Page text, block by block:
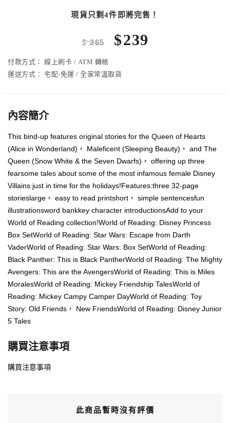
現貨只剩4件即將完售！
$265 $239
付款方式： 線上刷卡 / ATM 轉帳
運送方式：
宅配-免運 / 全家常溫取貨
內容簡介
This bind-up features original stories for the Queen of Hearts
(Alice in Wonderland)， Maleficent (Sleeping Beauty)， and The
Queen (Snow White & the Seven Dwarfs)， offering up three
fearsome tales about some of the most infamous female Disney
Villains just in time for the holidays!Features:three 32-page
storieslarge， easy to read printshort， simple sentencesfun
illustrationsword bankkey character introductionsAdd to your
World of Reading collection!World of Reading: Disney Princess
Box SetWorld of Reading: Star Wars: Escape from Darth
VaderWorld of Reading: Star Wars: Box SetWorld of Reading:
Black Panther: This is Black PantherWorld of Reading: The Mighty
Avengers: This are the AvengersWorld of Reading: This is Miles
MoralesWorld of Reading: Mickey Friendship TalesWorld of
Reading: Mickey Campy Camper DayWorld of Reading: Toy
Story: Old Friends， New FriendsWorld of Reading: Disney Junior
5 Tales
購買注意事項
購買注意事項
此商品暫時沒有評價